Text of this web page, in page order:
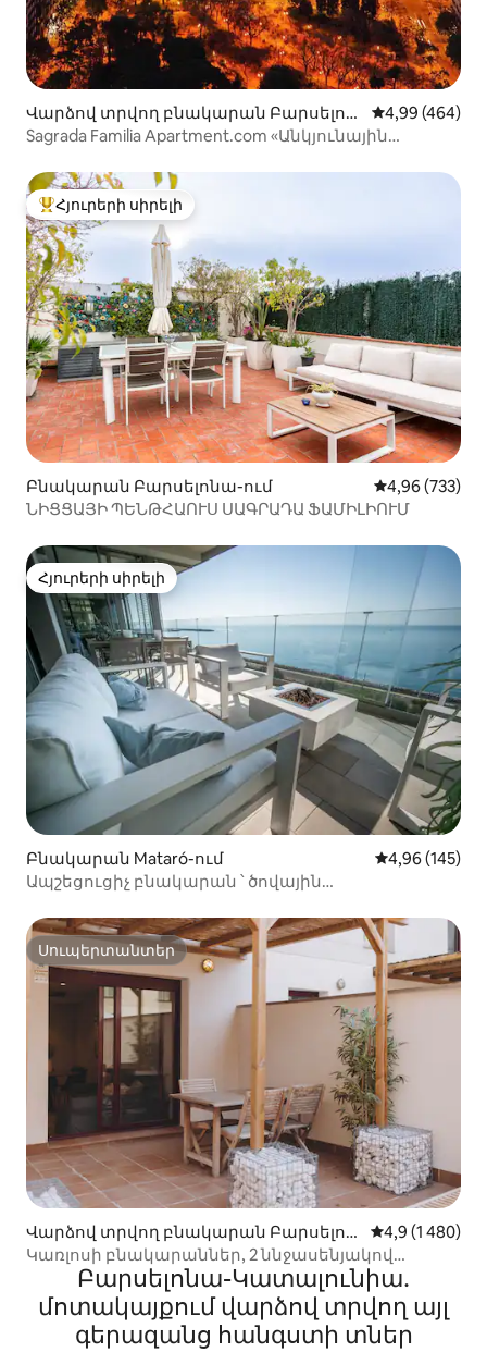
Վարձով տրվող բնակարան Բարսելոն
ա-ում
Միջին
4,99 (464)
Sagrada Familia Apartment.com «Անկյունային
Հյուրերի սիրելի լավագույն տները
Հյուրերի սիրելի
Բնակարան Բարսելոնա-ում Միջին
4,96 (733)
ՆԻՑՑԱՅԻ ՊԵՆԹՀԱՈՒՍ ՍԱԳՐԱԴԱ ՖԱՄԻԼԻՈՒՄ
Հյուրերի սիրելի
Հյուրերի սիրելի
Բնակարան Mataró-ում Միջին
4,96 (145)
Ապշեցուցիչ բնակարան ՝ ծովային
Սուպերտանտեր
Սուպերտանտեր
Վարձով տրվող բնակարան Բարսելոն
ա-ում
Միջին
4,9 (1 480)
Կառլոսի բնակարաններ, 2 ննջասենյակով
բնակարան...
Բարսելոնա-Կատալունիա․
մոտակայքում վարձով տրվող այլ
գերազանց հանգստի տներ